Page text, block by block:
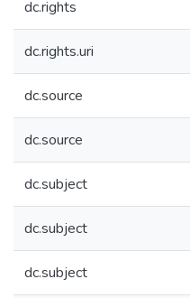
dc.rights
dc.rights.uri
dc.source
dc.source
dc.subject
dc.subject
dc.subject